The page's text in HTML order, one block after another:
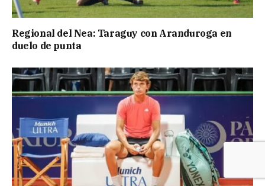
Regional del Nea: Taraguy con Aranduroga en
duelo de punta